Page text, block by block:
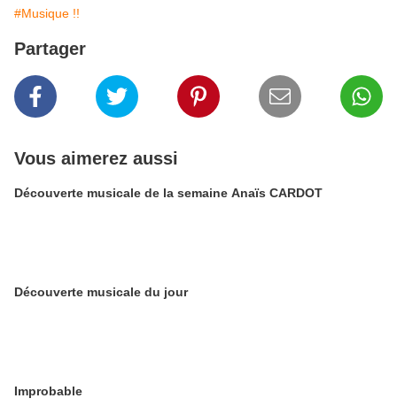
#Musique !!
Partager
Vous aimerez aussi
Découverte musicale de la semaine Anaïs CARDOT
Découverte musicale du jour
Improbable